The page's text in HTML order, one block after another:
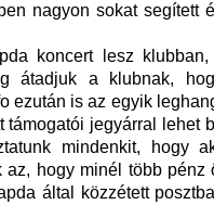
nagyon sokat
koncert lesz
átadjuk a klubnak,
ezután is az egyik
támogatói jegyárral lehet
mindenkit, hogy
hogy minél több
által közzétett